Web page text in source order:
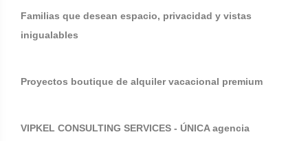
Familias que desean espacio, privacidad y vistas
inigualables
Proyectos boutique de alquiler vacacional premium
VIPKEL CONSULTING SERVICES - ÚNICA agencia